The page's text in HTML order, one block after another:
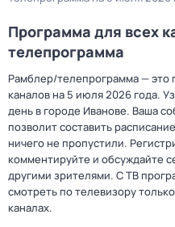
Программа для всех
телепрограмма
Рамблер/телепрограмма — это
каналов на 5 июля 2026 года.
день в городе Иванове. Ваша
позволит составить
ничего не пропустили.
комментируйте и обсуждайте
другими зрителями. С ТВ
смотреть по телевизору
каналах.